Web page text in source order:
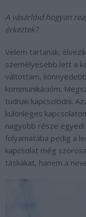
A vásárlóid hogyan
érkeztek?
Velem tartanak,
személyesebb lett a
váltottam,
kommunikációm.
tudnak kapcsolódni.
különleges
nagyobb része
folyamatába pedig a
kapcsolat még
táskákat, hanem a